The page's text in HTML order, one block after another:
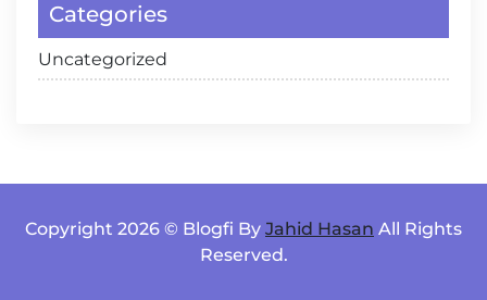
Categories
Uncategorized
Copyright 2026 © Blogfi By Jahid Hasan All Rights
Reserved.